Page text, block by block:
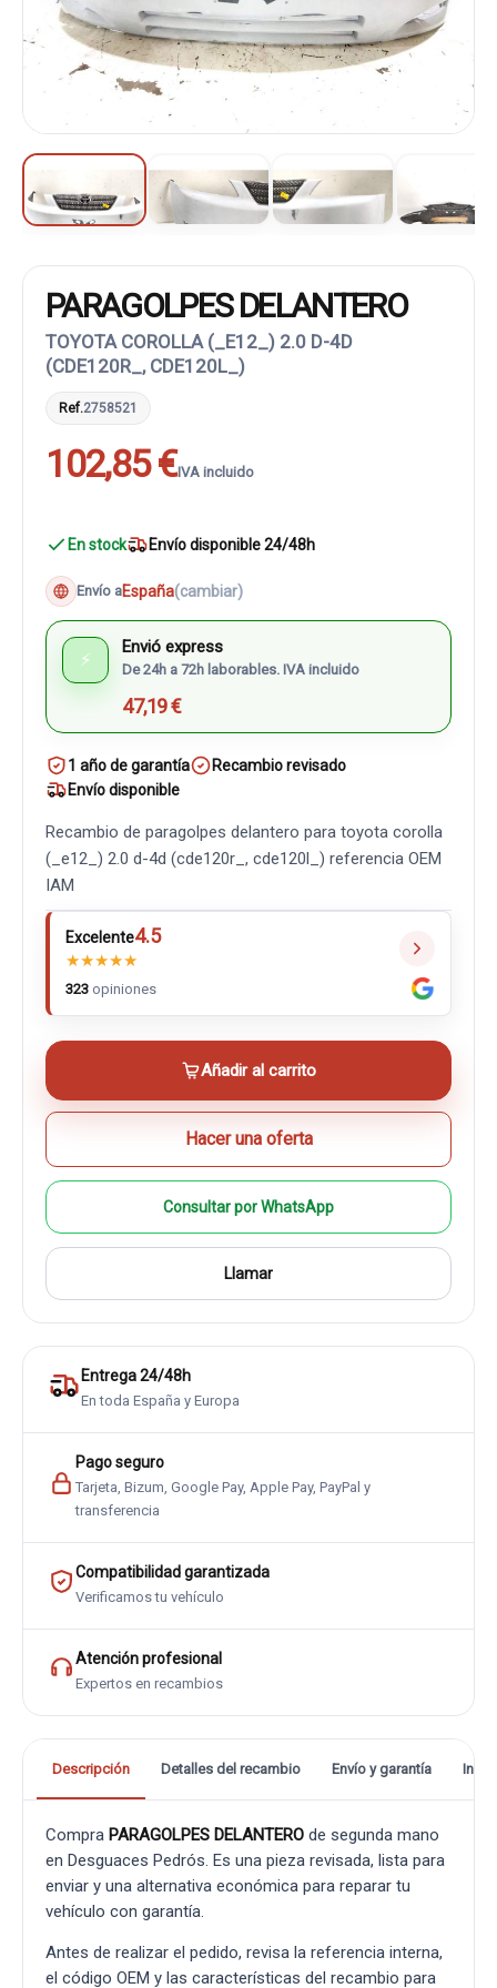
PARAGOLPES DELANTERO
TOYOTA COROLLA (_E12_) 2.0 D-4D
(CDE120R_, CDE120L_)
Ref.2758521
102,85 €IVA incluido
En stock Envío disponible 24/48h
Envío aEspaña(cambiar)
⚡
Envió express
De 24h a 72h laborables. IVA incluido
47,19 €
1 año de garantía
Recambio revisado
Envío disponible
Recambio de paragolpes delantero para toyota corolla
(_e12_) 2.0 d-4d (cde120r_, cde120l_) referencia OEM
IAM
Excelente4.5
★★★★★
323 opiniones
Añadir al carrito
Hacer una oferta
Consultar por WhatsApp
Llamar
Entrega 24/48h
En toda España y Europa
Pago seguro
Tarjeta, Bizum, Google Pay, Apple Pay, PayPal y
transferencia
Compatibilidad garantizada
Verificamos tu vehículo
Atención profesional
Expertos en recambios
Descripción Detalles del recambio Envío y garantía
Compra PARAGOLPES DELANTERO de segunda mano
en Desguaces Pedrós. Es una pieza revisada, lista para
enviar y una alternativa económica para reparar tu
vehículo con garantía.
Antes de realizar el pedido, revisa la referencia interna,
el código OEM y las características del recambio para